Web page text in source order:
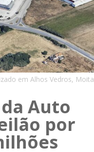
em Alhos Vedros, Moita
Auto
por